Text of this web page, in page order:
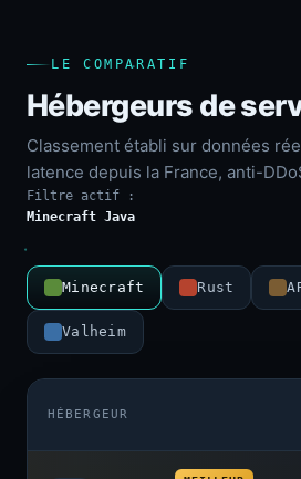
LE COMPARATIF
Hébergeurs de
Classement établi sur données
latence depuis la France, anti-
Filtre actif :
Minecraft Java
Minecraft Rust
Valheim
HÉBERGEUR